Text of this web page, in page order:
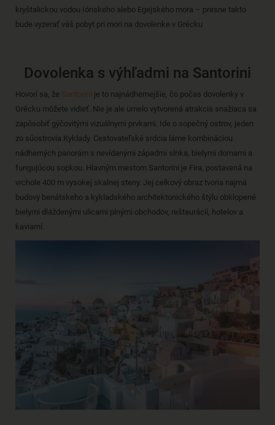
kryštalickou vodou Iónskeho alebo Egejského mora – presne takto
bude vyzerať váš pobyt pri mori na dovolenke v Grécku
Dovolenka s výhľadmi na Santorini
Hovorí sa, že Santorini je to najnádhernejšie, čo počas dovolenky v
Grécku môžete vidieť. Nie je ale umelo vytvorená atrakcia snažiaca sa
zapôsobiť gýčovitými vizuálnymi prvkami. Ide o sopečný ostrov, jeden
zo súostrovia Kyklady. Cestovateľské srdcia láme kombináciou
nádherných panorám s nevídanými západmi slnka, bielymi domami a
fungujúcou sopkou. Hlavným mestom Santorini je Fira, postavená na
vrchole 400 m vysokej skalnej steny. Jej celkový obraz tvoria najmä
budovy benátskeho a kykladského architektonického štýlu obklopené
bielymi dláždenými ulicami plnými obchodov, reštaurácií, hotelov a
kaviarní.